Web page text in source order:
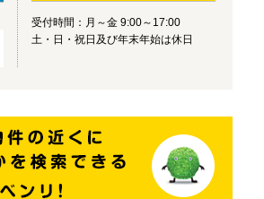
受付時間：月～金 9:00～17:00
土・日・祝日及び年末年始は休日